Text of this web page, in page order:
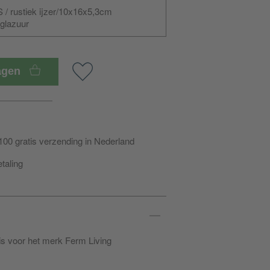
/ rustiek ijzer/10x16x5,3cm
gratis verzending in Nederland
voor het merk Ferm Living